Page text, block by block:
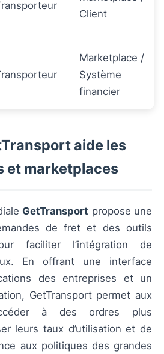
Client
Marketplace /
Système
financier
aide les
et marketplaces
GetTransport propose une
de fret et des outils
faciliter l’intégration de
En offrant une interface
des entreprises et un
GetTransport permet aux
à des ordres plus
leurs taux d’utilisation et de
aux politiques des grandes